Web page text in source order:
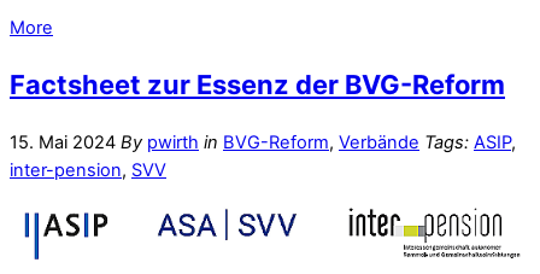
More
Factsheet zur Essenz der BVG-Reform
15. Mai 2024 By pwirth in BVG-Reform, Verbände Tags: ASIP,
inter-pension, SVV